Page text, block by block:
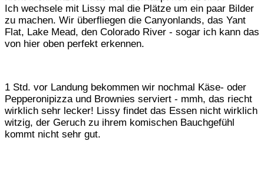
Ich wechsele mit Lissy mal die Plätze um ein paar Bilder
zu machen. Wir überfliegen die Canyonlands, das Yant
Flat, Lake Mead, den Colorado River - sogar ich kann das
von hier oben perfekt erkennen.
1 Std. vor Landung bekommen wir nochmal Käse- oder
Pepperonipizza und Brownies serviert - mmh, das riecht
wirklich sehr lecker! Lissy findet das Essen nicht wirklich
witzig, der Geruch zu ihrem komischen Bauchgefühl
kommt nicht sehr gut.